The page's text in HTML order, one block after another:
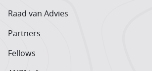
Raad van Advies
Partners
Fellows